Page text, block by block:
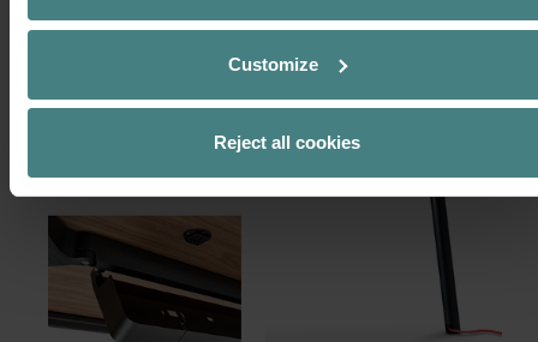
Customize
Reject all cookies